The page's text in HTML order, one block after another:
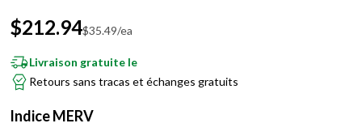
$212.94$35.49/ea
Livraison gratuite le
Retours sans tracas et échanges gratuits
Indice MERV